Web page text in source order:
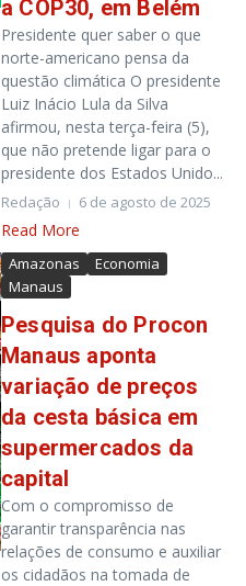
a COP30, em Belém
Presidente quer saber o que
norte-americano pensa da
questão climática O presidente
Luiz Inácio Lula da Silva
afirmou, nesta terça-feira (5),
que não pretende ligar para o
presidente dos Estados Unido...
Redação 6 de agosto de 2025
Read More
Amazonas
Economia
Manaus
Pesquisa do Procon
Manaus aponta
variação de preços
da cesta básica em
supermercados da
capital
Com o compromisso de
garantir transparência nas
relações de consumo e auxiliar
os cidadãos na tomada de